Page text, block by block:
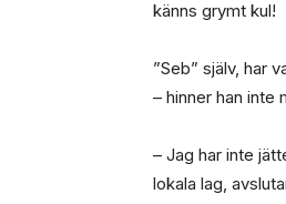
känns grymt kul!
”Seb” själv, har
– hinner han inte
– Jag har inte
lokala lag,